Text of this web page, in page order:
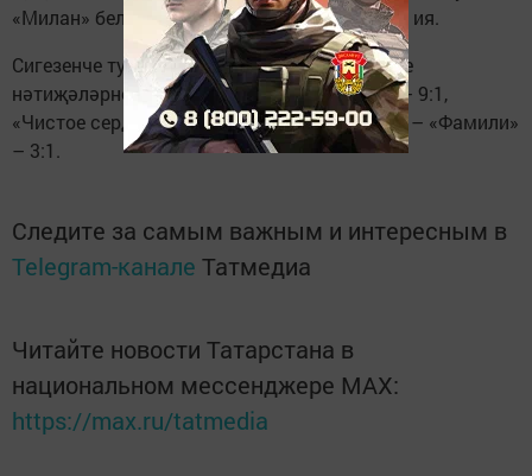
«Милан» белән 2:2 исәбенә уйнап, 16 очкога ия.
Сигезенче турның башка уеннары түбәндәге
нәтиҗәләрне китерде: «Легион» - «Арарат» – 9:1,
«Чистое сердце» – «Синара» – 6:2, «Олимп» – «Фамили»
– 3:1.
Следите за самым важным и интересным в
Telegram-канале Татмедиа
Читайте новости Татарстана в
национальном мессенджере MАХ:
https://max.ru/tatmedia